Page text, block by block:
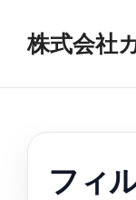
株式会社
フィ